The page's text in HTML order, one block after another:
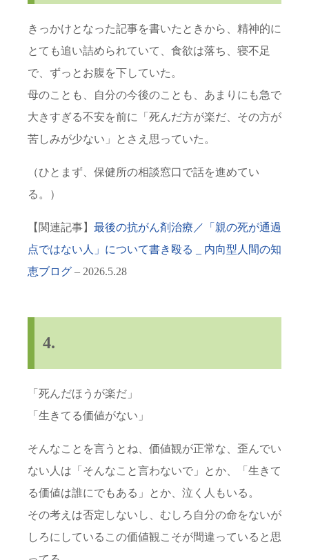
きっかけとなった記事を書いたときから、精神的に
とても追い詰められていて、食欲は落ち、寝不足
で、ずっとお腹を下していた。
母のことも、自分の今後のことも、あまりにも急で
大きすぎる不安を前に「死んだ方が楽だ、その方が
苦しみが少ない」とさえ思っていた。
（ひとまず、保健所の相談窓口で話を進めてい
る。）
【関連記事】 最後の抗がん剤治療／「親の死が通過
点ではない人」について書き殴る _ 内向型人間の知
恵ブログ – 2026.5.28
4.
「死んだほうが楽だ」
「生きてる価値がない」
そんなことを言うとね、価値観が正常な、歪んでい
ない人は「そんなこと言わないで」とか、「生きて
る価値は誰にでもある」とか、泣く人もいる。
その考えは否定しないし、むしろ自分の命をないが
しろにしているこの価値観こそが間違っていると思